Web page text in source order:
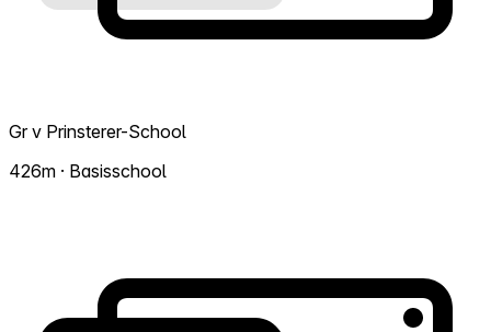
Gr v Prinsterer-School
426m · Basisschool